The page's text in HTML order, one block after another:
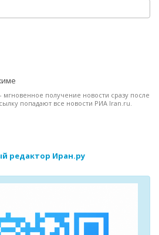
получение новости сразу после
попадают все новости РИА Iran.ru.
редактор Иран.ру